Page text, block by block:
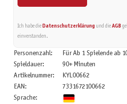
Ich habe die Datenschutzerklärungund die AGB
einverstanden.
Personenzahl:
Für Ab 1 Spielende ab
Spieldauer:
90+ Minuten
Artikelnummer:
KYL00662
EAN:
7331672100662
Sprache: